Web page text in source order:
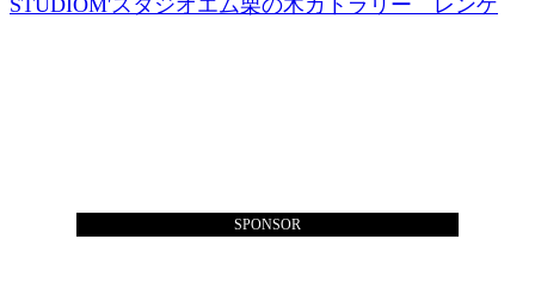
STUDIOM'スタジオエム栗の木カトラリー レンゲ
SPONSOR